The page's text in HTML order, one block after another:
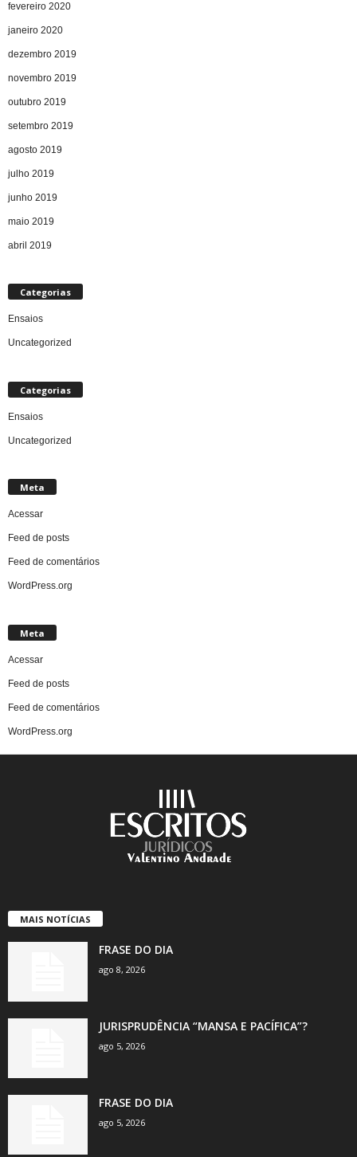
fevereiro 2020
janeiro 2020
dezembro 2019
novembro 2019
outubro 2019
setembro 2019
agosto 2019
julho 2019
junho 2019
maio 2019
abril 2019
Categorias
Ensaios
Uncategorized
Categorias
Ensaios
Uncategorized
Meta
Acessar
Feed de posts
Feed de comentários
WordPress.org
Meta
Acessar
Feed de posts
Feed de comentários
WordPress.org
MAIS NOTÍCIAS
FRASE DO DIA
ago 8, 2026
JURISPRUDÊNCIA “MANSA E PACÍFICA”?
ago 5, 2026
FRASE DO DIA
ago 5, 2026